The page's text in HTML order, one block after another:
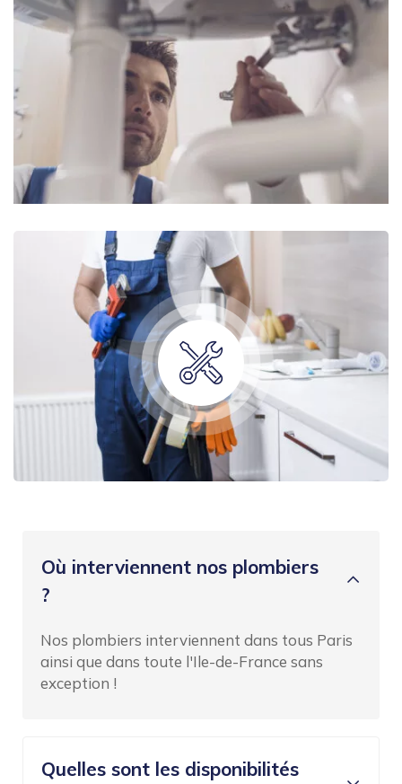
Où interviennent nos plombiers
?
Nos plombiers interviennent dans tous Paris
ainsi que dans toute l'Ile-de-France sans
exception !
Quelles sont les disponibilités